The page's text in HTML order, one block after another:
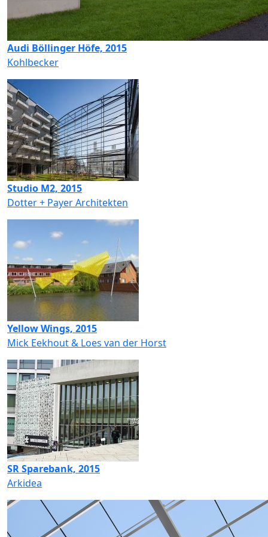
Audi Böllinger Höfe, 2015
Kohlbecker
Studio M2, 2015
Dotter + Payer Architekten
Yellow Wings, 2015
Mick Eekhout & Loes van der Horst
SR Sparebank, 2015
Arkidea